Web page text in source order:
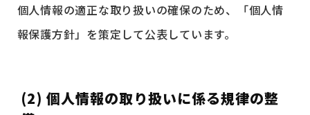
個人情報の適正な取り扱いの確保のため、「個人情
報保護方針」を策定して公表しています。
(2) 個人情報の取り扱いに係る規律の整